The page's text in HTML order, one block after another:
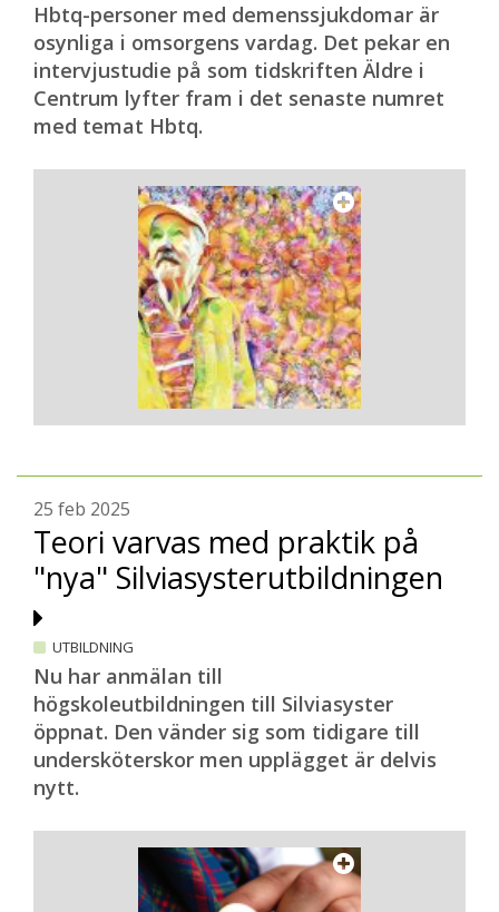
Hbtq-personer med demenssjukdomar är
osynliga i omsorgens vardag. Det pekar en
intervjustudie på som tidskriften Äldre i
Centrum lyfter fram i det senaste numret
med temat Hbtq.
25 feb 2025
Teori varvas med praktik på
"nya" Silviasysterutbildningen
UTBILDNING
Nu har anmälan till
högskoleutbildningen till Silviasyster
öppnat. Den vänder sig som tidigare till
undersköterskor men upplägget är delvis
nytt.